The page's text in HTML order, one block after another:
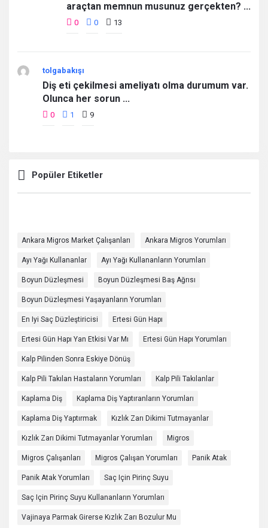
araçtan memnun musunuz gerçekten? ...
0 0 13
tolgabakışı
Diş eti çekilmesi ameliyatı olma durumum var.
Olunca her sorun ...
0 1 9
Popüler Etiketler
Ankara Migros Market Çalışanları Ankara Migros Yorumları
Ayı Yağı Kullananlar Ayı Yağı Kullananların Yorumları
Boyun Düzleşmesi Boyun Düzleşmesi Baş Ağrısı
Boyun Düzleşmesi Yaşayanların Yorumları
En Iyi Saç Düzleştiricisi Ertesi Gün Hapı
Ertesi Gün Hapı Yan Etkisi Var Mı Ertesi Gün Hapı Yorumları
Kalp Pilinden Sonra Eskiye Dönüş
Kalp Pili Takılan Hastaların Yorumları Kalp Pili Takılanlar
Kaplama Diş Kaplama Diş Yaptıranların Yorumları
Kaplama Diş Yaptırmak Kızlık Zarı Dikimi Tutmayanlar
Kızlık Zarı Dikimi Tutmayanlar Yorumları Migros
Migros Çalışanları Migros Çalışan Yorumları Panik Atak
Panik Atak Yorumları Saç Için Pirinç Suyu
Saç Için Pirinç Suyu Kullananların Yorumları
Vajinaya Parmak Girerse Kızlık Zarı Bozulur Mu